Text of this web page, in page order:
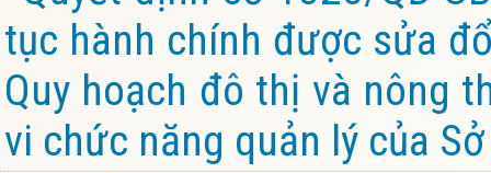
tục hành chính được sửa
Quy hoạch đô thị và nông
vi chức năng quản lý của